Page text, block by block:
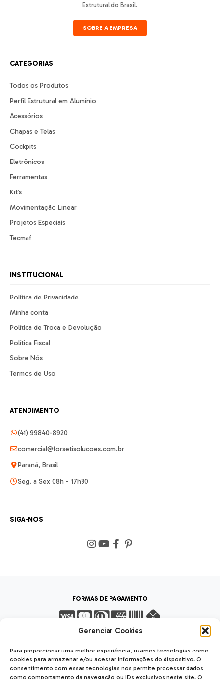
Gerenciar Cookies
Para proporcionar uma melhor experiência, usamos tecnologias como
cookies para armazenar e/ou acessar informações do dispositivo. O
consentimento com essas tecnologias nos permite processar dados
como comportamento da navegação ou IDs exclusivos neste site. O
Estrutural do Brasil.
SOBRE A EMPRESA
CATEGORIAS
Todos os Produtos
Perfil Estrutural em Alumínio
Acessórios
Chapas e Telas
Cockpits
Eletrônicos
Ferramentas
Kit’s
Movimentação Linear
Projetos Especiais
Tecmaf
INSTITUCIONAL
Política de Privacidade
Minha conta
Política de Troca e Devolução
Política Fiscal
Sobre Nós
Termos de Uso
ATENDIMENTO
(41) 99840-8920
comercial@forsetisolucoes.com.br
Paraná, Brasil
Seg. a Sex 08h - 17h30
SIGA-NOS
FORMAS DE PAGAMENTO